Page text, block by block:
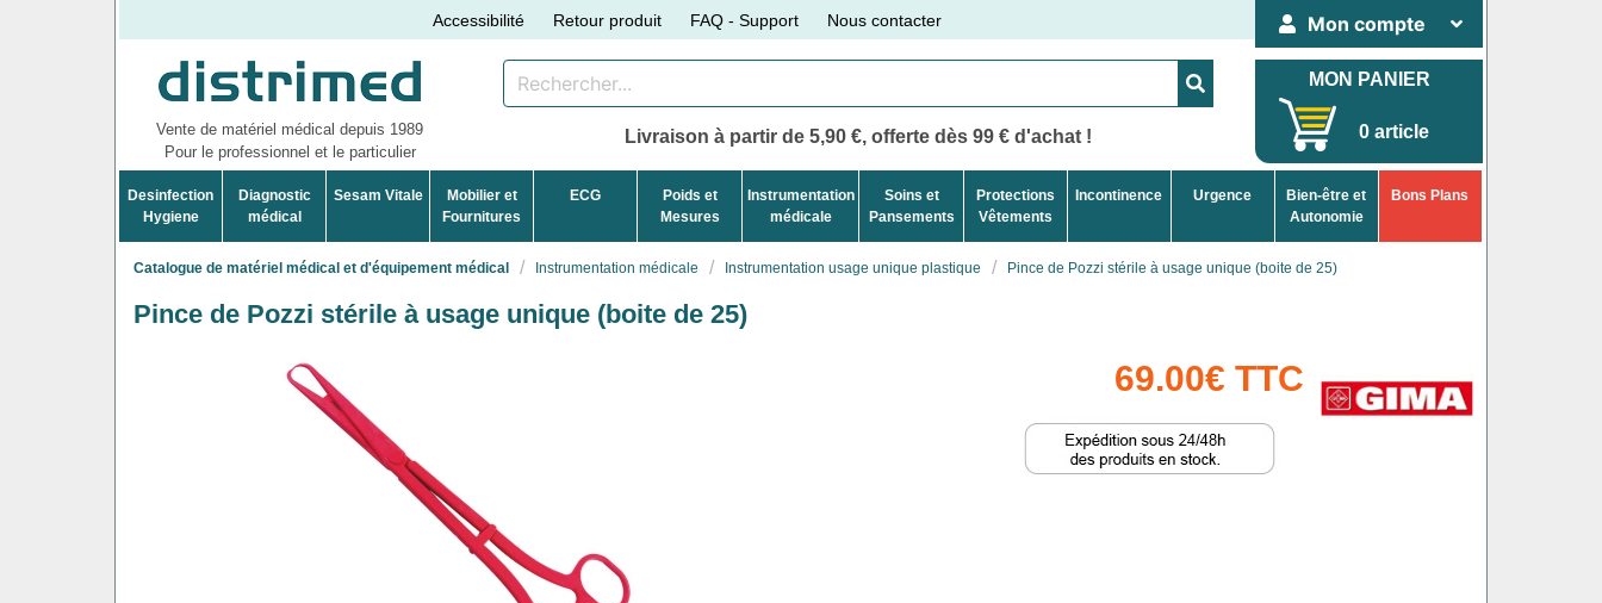
Accessibilité Retour produit FAQ - Support Nous contacter Mon compte
Vente de matériel médical depuis 1989
Pour le professionnel et le particulier
Livraison à partir de 5,90 €, offerte dès 99 € d'achat !
MON PANIER
0 article
Desinfection
Hygiene
Diagnostic
médical
Sesam Vitale
Mobilier et
Fournitures
ECG
Poids et
Mesures
Instrumentation
médicale
Soins et
Pansements
Protections
Vêtements
Incontinence Urgence
Bien-être et
Autonomie
Bons Plans
Catalogue de matériel médical et d'équipement médical Instrumentation médicale Instrumentation usage unique plastique Pince de Pozzi stérile à usage unique (boite de 25)
Pince de Pozzi stérile à usage unique (boite de 25)
69.00€ TTC